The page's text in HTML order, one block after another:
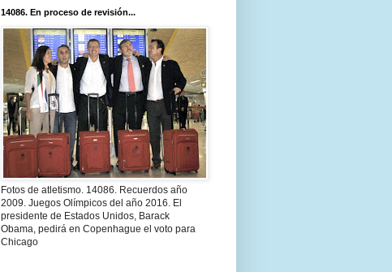
14086. En proceso de revisión...
Fotos de atletismo. 14086. Recuerdos año
2009. Juegos Olímpicos del año 2016. El
presidente de Estados Unidos, Barack
Obama, pedirá en Copenhague el voto para
Chicago